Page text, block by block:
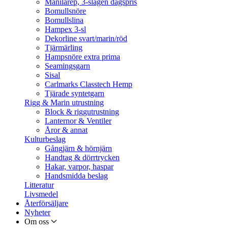
Manilarep, 3-slagen dagspris
Bomullsnöre
Bomullslina
Hampex 3-sl
Dekorline svart/marin/röd
Tjärmärling
Hampsnöre extra prima
Seamingsgarn
Sisal
Carlmarks Classtech Hemp
Tjärade syntetgarn
Rigg & Marin utrustning
Block & riggutrustning
Lanternor & Ventiler
Åror & annat
Kulturbeslag
Gångjärn & hörnjärn
Handtag & dörrtrycken
Hakar, varpor, haspar
Handsmidda beslag
Litteratur
Livsmedel
Återförsäljare
Nyheter
Om oss